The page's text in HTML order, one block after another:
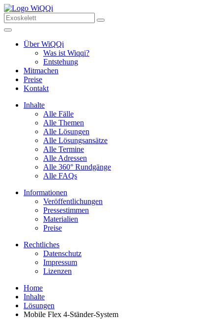
Über WiQQi
Was ist Wiqqi?
Entstehung
Mitmachen
Preise
Kontakt
Inhalte
Alle Fälle
Alle Themen
Alle Lösungen
Alle Lösungsansätze
Alle Termine
Alle Adressen
Alle 360° Rundgänge
Alle FAQs
Informationen
Veröffentlichungen
Pressestimmen
Materialien
Preise
Rechtliches
Datenschutz
Impressum
Lizenzen
Home
Inhalte
Lösungen
Mobile Flex 4-Ständer-System